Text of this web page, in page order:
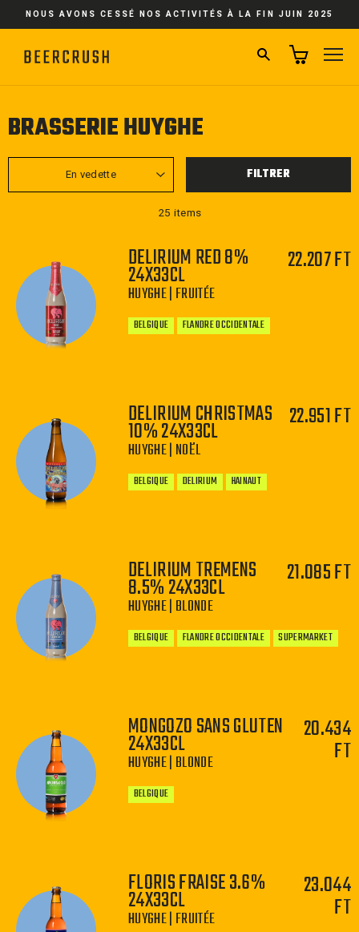
PasserNOUS AVONS CESSÉ NOS ACTIVITÉS À LA FIN JUIN 2025
RECHERCHER
BRASSERIE HUYGHE
FILTRER
25 items
DELIRIUM RED 8%
24X33CL
HUYGHE | FRUITÉE
22.207 FT
BELGIQUE FLANDRE OCCIDENTALE
−
DELIRIUM CHRISTMAS
10% 24X33CL
HUYGHE | NOËL
22.951 FT
BELGIQUE DELIRIUM HAINAUT
− +
DELIRIUM TREMENS
8.5% 24X33CL
HUYGHE | BLONDE
21.085 FT
BELGIQUE FLANDRE OCCIDENTALE SUPERMARKET
−
MONGOZO SANS GLUTEN
24X33CL
HUYGHE | BLONDE
20.434
FT
BELGIQUE
−
FLORIS FRAISE 3.6%
24X33CL
HUYGHE | FRUITÉE
23.044
FT